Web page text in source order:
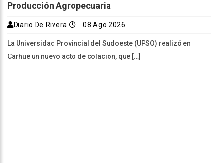
Producción Agropecuaria
Diario De Rivera 08 Ago 2026
La Universidad Provincial del Sudoeste (UPSO) realizó en
Carhué un nuevo acto de colación, que […]